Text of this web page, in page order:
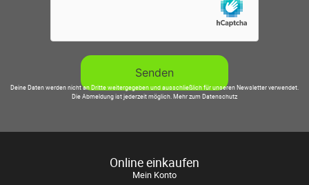
Deine Daten werden nicht an Dritte weitergegeben und ausschließlich für unseren Newsletter verwendet.
Die Abmeldung ist jederzeit möglich.Mehr zum Datenschutz
Online einkaufen
Mein Konto